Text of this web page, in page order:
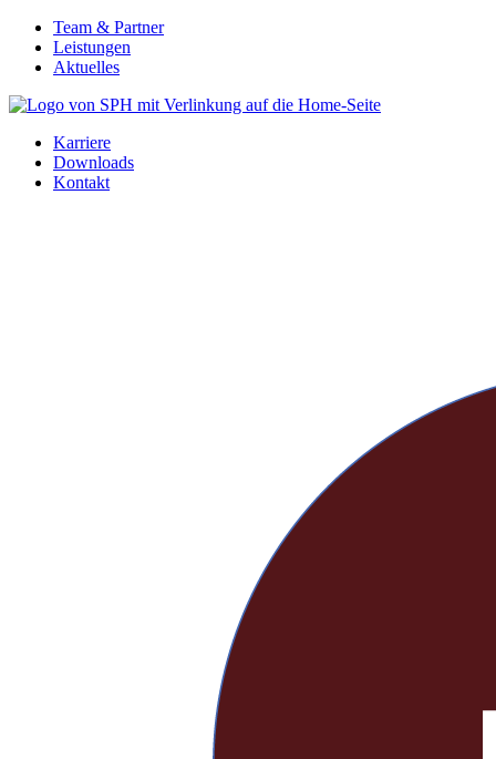
Zum
Inhalt
springen
Team & Partner
Leistungen
Aktuelles
Karriere
Downloads
Kontakt